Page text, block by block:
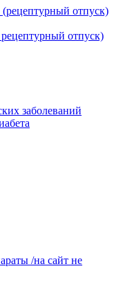
отпуск)
отпуск)
заболеваний
/на сайт не